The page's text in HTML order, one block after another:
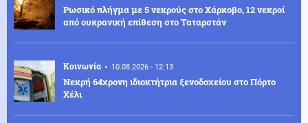
Ρωσικό πλήγμα με 5 νεκρούς στο Χάρκοβο, 12 νεκροί
από ουκρανική επίθεση στο Ταταρστάν
Κοινωνία 10.08.2026 - 12:13
Νεκρή 64χρονη ιδιοκτήτρια ξενοδοχείου στο Πόρτο
Χέλι